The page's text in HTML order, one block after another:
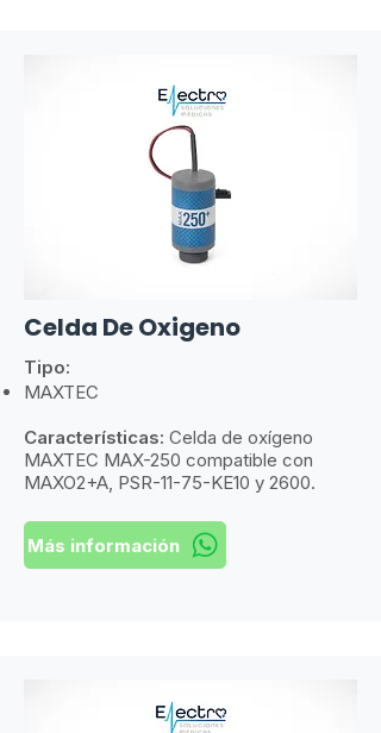
Celda De Oxigeno
Tipo:
MAXTEC
Características: Celda de oxígeno
MAXTEC MAX-250 compatible con
MAXO2+A, PSR-11-75-KE10 y 2600.
Más información